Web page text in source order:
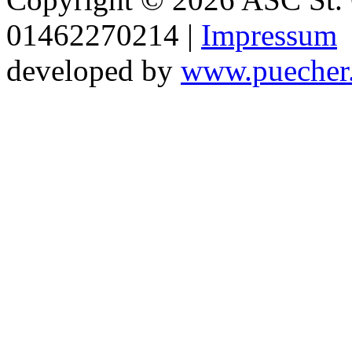
01462270214 | Impressum
developed by